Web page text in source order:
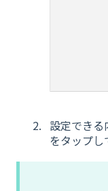
設定できる
をタップし